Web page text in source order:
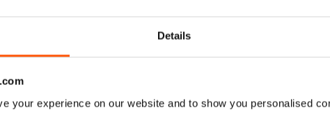
Details
your experience on our website and to show you personalised